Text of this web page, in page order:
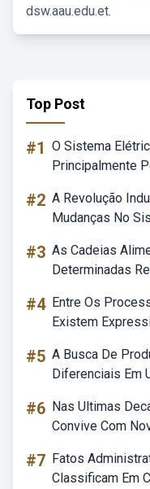
dsw.aau.edu.et.
Top Post
#1 O Sistema
Principalmente
#2 A Revolução
Mudanças No
#3 As Cadeias
Determinadas
#4 Entre Os
Existem
#5 A Busca De
Diferenciais Em
#6 Nas Ultimas
Convive Com
#7 Fatos
Classificam Em